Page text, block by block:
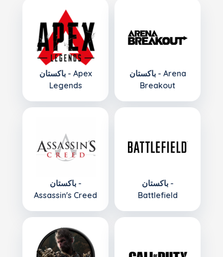
باكستان - Apex
Legends
باكستان - Arena
Breakout
باكستان -
Assassin's Creed
باكستان -
Battlefield